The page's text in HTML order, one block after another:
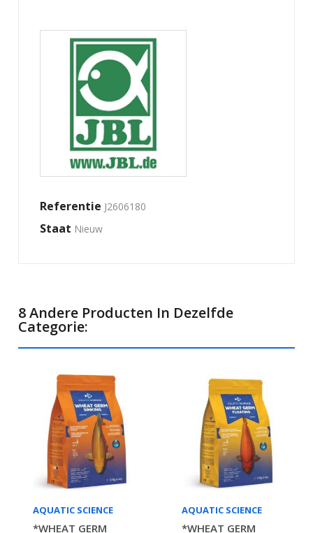
Referentie J2606180
Staat Nieuw
8 Andere Producten In Dezelfde
Categorie:
AQUATIC SCIENCE
*WHEAT GERM
AQUATIC SCIENCE
*WHEAT GERM